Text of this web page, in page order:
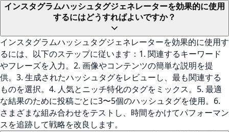
インスタグラムハッシュタグジェネレーターを効果的に使用
するにはどうすればよいですか？
インスタグラムハッシュタグジェネレーターを効果的に使用す
るには、以下のステップに従います：1. 関連するキーワード
やフレーズを入力。2. 画像やコンテンツの簡単な説明を提
供。3. 生成されたハッシュタグをレビューし、最も関連する
ものを選択。4. 人気とニッチ特化のタグをミックス。5. 最適
な結果のために投稿ごとに3〜5個のハッシュタグを使用。6.
さまざまな組み合わせをテストし、時間をかけてパフォーマン
スを追跡して戦略を改良します。